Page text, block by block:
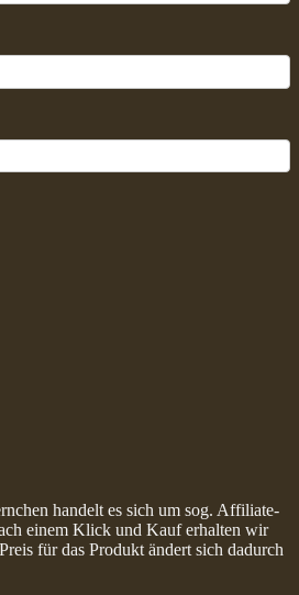
handelt es sich um sog. Affiliate-
einem Klick und Kauf erhalten wir
für das Produkt ändert sich dadurch